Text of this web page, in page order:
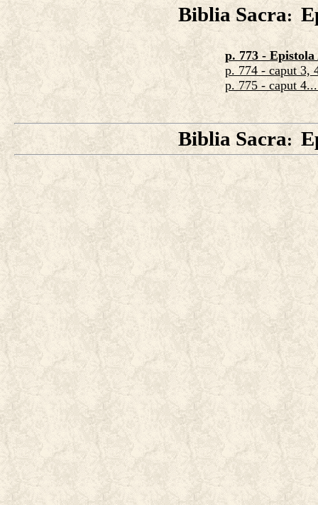
Biblia Sacra:
p. 773 -
p. 774 - caput 3,
p. 775 - caput
Biblia Sacra: